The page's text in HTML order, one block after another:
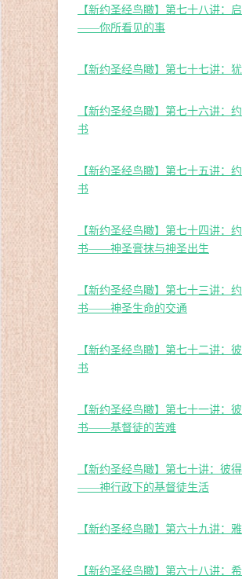
【新约圣经鸟瞰】第七十八讲：
——你所看见的事
【新约圣经鸟瞰】第七十七讲：
【新约圣经鸟瞰】第七十六讲：
书
【新约圣经鸟瞰】第七十五讲：
书
【新约圣经鸟瞰】第七十四讲：
书——神圣膏抹与神圣出生
【新约圣经鸟瞰】第七十三讲：
书——神圣生命的交通
【新约圣经鸟瞰】第七十二讲：
书
【新约圣经鸟瞰】第七十一讲：
书——基督徒的苦难
【新约圣经鸟瞰】第七十讲：彼
——神行政下的基督徒生活
【新约圣经鸟瞰】第六十九讲：
【新约圣经鸟瞰】第六十八讲：